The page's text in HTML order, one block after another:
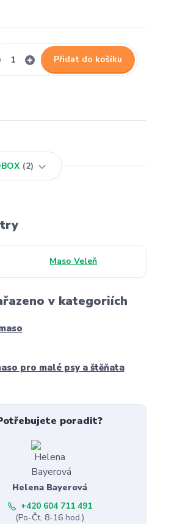
Přidat do košíku
2
Maso Veleň
v kategoriích
pro malé psy a štěňata
poradit?
Helena Bayerová
+420 604 711 491
(Po-Čt, 8-16 hod.)